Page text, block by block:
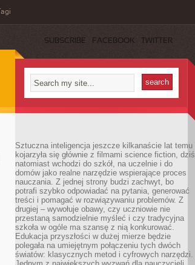
Tagi
SUBSCRIBE FACEBOOK TWITTER
Sztuczna inteligencja jeszcze kilkanaście lat temu
kojarzyła się głównie z filmami science fiction, dziś
natomiast wchodzi do szkół, na uczelnie i do
domów jako realne narzędzie wspierające proces
nauczania. Z jednej strony budzi zachwyt, bo
potrafi szybko odpowiadać na pytania, generować
treści i pomagać w rozwiązywaniu problemów. Z
drugiej – wywołuje obawy, czy uczniowie nie
przestaną samodzielnie myśleć i czy tradycyjna
szkoła w ogóle ma szansę z nią konkurować.
Edukacja przyszłości w dużej mierze będzie
polegała na umiejętnym połączeniu tych dwóch
światów: klasycznych metod i cyfrowych narzędzi.